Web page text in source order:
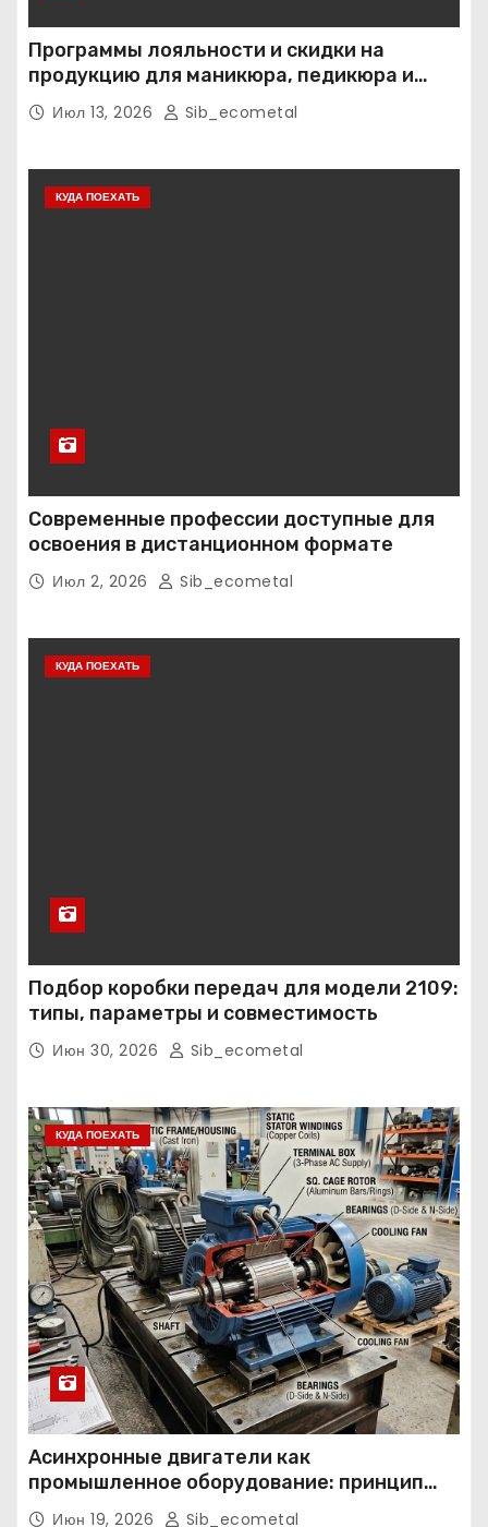
Программы лояльности и скидки на
продукцию для маникюра, педикюра и
наращивания ресниц
Июл 13, 2026 Sib_ecometal
КУДА ПОЕХАТЬ
Современные профессии доступные для
освоения в дистанционном формате
Июл 2, 2026 Sib_ecometal
КУДА ПОЕХАТЬ
Подбор коробки передач для модели 2109:
типы, параметры и совместимость
Июн 30, 2026 Sib_ecometal
КУДА ПОЕХАТЬ
Асинхронные двигатели как
промышленное оборудование: принцип
работы, конструкция и области
Июн 19, 2026 Sib_ecometal